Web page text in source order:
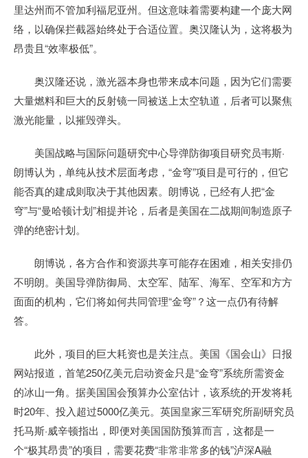
里达州而不管加利福尼亚州。但这意味着需要构建一个庞大网
络，以确保拦截器始终处于合适位置。奥汉隆认为，这将极为
昂贵且“效率极低”。
奥汉隆还说，激光器本身也带来成本问题，因为它们需要
大量燃料和巨大的反射镜一同被送上太空轨道，后者可以聚焦
激光能量，以摧毁弹头。
美国战略与国际问题研究中心导弹防御项目研究员韦斯·
朗博认为，单纯从技术层面考虑，“金穹”项目是可行的，但它
能否真的建成则取决于其他因素。朗博说，已经有人把“金
穹”与“曼哈顿计划”相提并论，后者是美国在二战期间制造原子
弹的绝密计划。
朗博说，各方合作和资源共享可能存在困难，相关安排仍
不明朗。美国导弹防御局、太空军、陆军、海军、空军和方方
面面的机构，它们将如何共同管理“金穹”？这一点仍有待解
答。
此外，项目的巨大耗资也是关注点。美国《国会山》日报
网站报道，首笔250亿美元启动资金只是“金穹”系统所需资金
的冰山一角。据美国国会预算办公室估计，该系统的开发将耗
时20年、投入超过5000亿美元。英国皇家三军研究所副研究员
托马斯·威辛顿指出，即便对美国国防预算而言，这都是一
个“极其昂贵”的项目，需要花费“非常非常多的钱”泸深A融